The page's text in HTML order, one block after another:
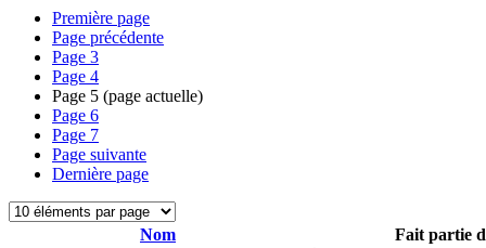
Première page
Page précédente
Page 3
Page 4
Page 5 (page actuelle)
Page 6
Page 7
Page suivante
Dernière page
Nom
Fait partie